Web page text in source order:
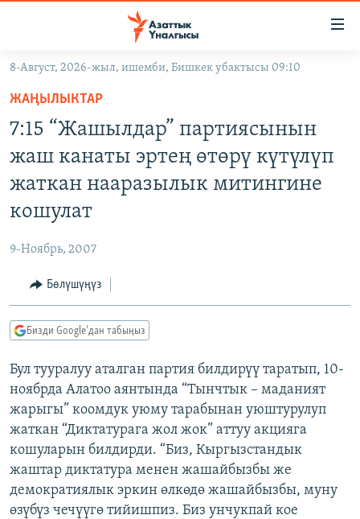
Навигацияга
өтүңүз
Издөөгө
салыңыз
КЫРГЫЗСТАН
БҮГҮН АЗАТТЫКТА
ЭКСПЕРТТЕР ТАЛДАЙТ
БИЗ ЖАНА ДҮЙНӨ
ЭЖЕ-СИҢДИЛЕР
АЗАТТЫК+
ЫҢГАЙСЫЗ СУРООЛОР
ПОДКАСТ
ӨЗГӨЧӨ ПИКИР
Русский
ОНЛАЙН ШЕРИНЕ
ЭЕ/АРнун бардык сайттары
8-Август, 2026-жыл, ишемби, Бишкек убактысы 09:10
ЖАҢЫЛЫКТАР
7:15 “Жашылдар” партиясынын
жаш канаты эртең өтөрү күтүлүп
жаткан нааразылык митингине
кошулат
9-Ноябрь, 2007
Бөлүшүңүз
Бизди Google'дан табыңыз
Бул тууралуу аталган партия билдирүү таратып, 10-
ноябрда Алатоо аянтында “Тынчтык – маданият
жарыгы” коомдук уюму тарабынан уюштурулуп
жаткан “Диктатурага жол жок” аттуу акцияга
кошуларын билдирди. “Биз, Кыргызстандык
жаштар диктатура менен жашайбызбы же
демократиялык эркин өлкөдө жашайбызбы, муну
өзүбүз чечүүгө тийишпиз. Биз унчукпай кое